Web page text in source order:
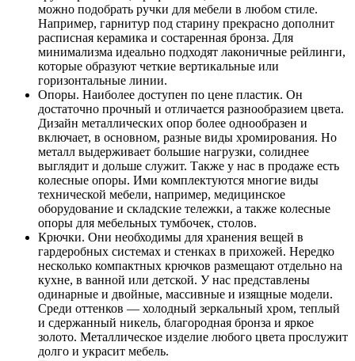
можно подобрать ручки для мебели в любом стиле.
Например, гарнитур под старину прекрасно дополнит
расписная керамика и состаренная бронза. Для
минимализма идеально подходят лаконичные рейлинги,
которые образуют четкие вертикальные или
горизонтальные линии.
Опоры. Наиболее доступен по цене пластик. Он
достаточно прочный и отличается разнообразием цвета.
Дизайн металлических опор более однообразен и
включает, в основном, разные виды хромирования. Но
металл выдерживает большие нагрузки, солиднее
выглядит и дольше служит. Также у нас в продаже есть
колесные опоры. Ими комплектуются многие виды
технической мебели, например, медицинское
оборудование и складские тележки, а также колесные
опоры для мебельных тумбочек, столов.
Крючки. Они необходимы для хранения вещей в
гардеробных системах и стенках в прихожей. Нередко
несколько компактных крючков размещают отдельно на
кухне, в ванной или детской. У нас представлены
одинарные и двойные, массивные и изящные модели.
Среди оттенков — холодный зеркальный хром, теплый
и сдержанный никель, благородная бронза и яркое
золото. Металлическое изделие любого цвета прослужит
долго и украсит мебель.